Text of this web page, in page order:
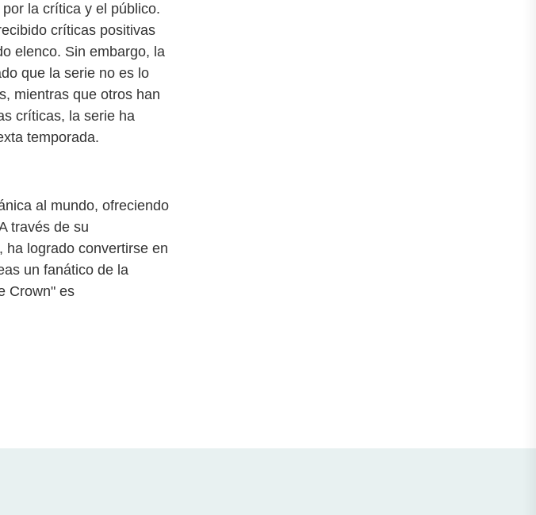
la crítica y el público.
críticas positivas
elenco. Sin embargo, la
que la serie no es lo
mientras que otros han
críticas, la serie ha
temporada.
al mundo, ofreciendo
través de su
ha logrado convertirse en
un fanático de la
Crown" es